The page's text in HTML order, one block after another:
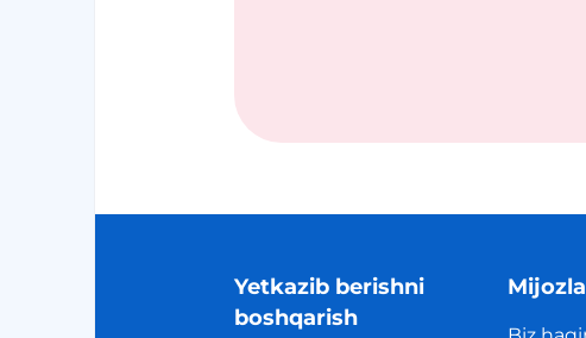
Yetkazib berishni
boshqarish